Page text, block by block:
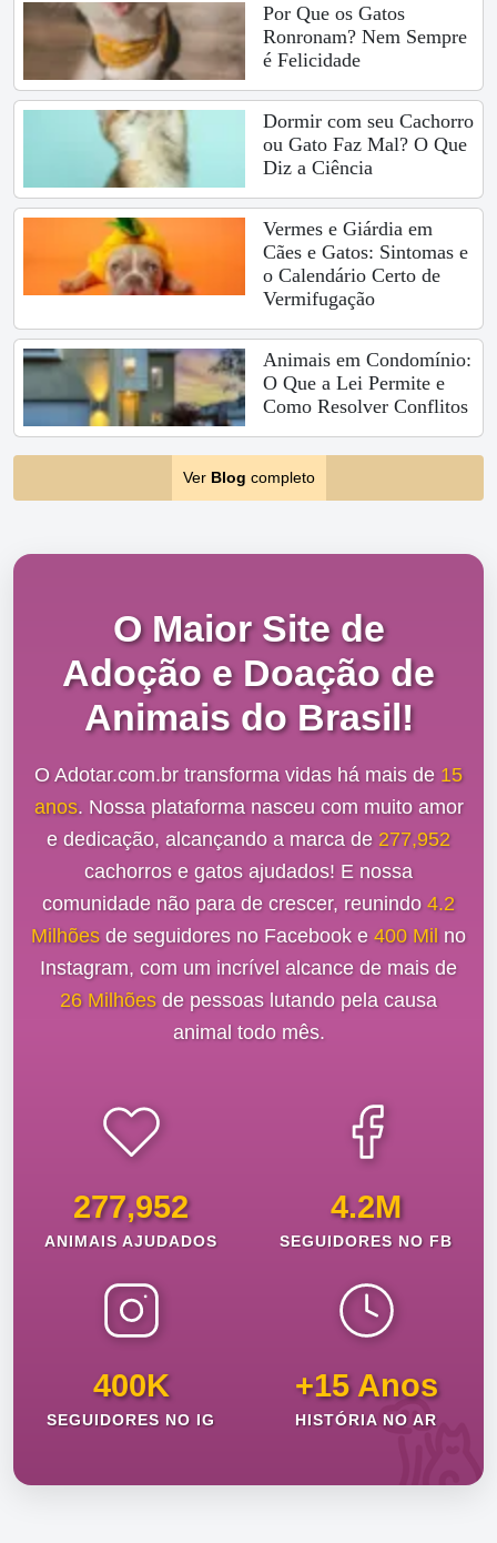
Por Que os Gatos
Ronronam? Nem Sempre
é Felicidade
Dormir com seu Cachorro
ou Gato Faz Mal? O Que
Diz a Ciência
Vermes e Giárdia em
Cães e Gatos: Sintomas e
o Calendário Certo de
Vermifugação
Animais em Condomínio:
O Que a Lei Permite e
Como Resolver Conflitos
Ver Blog completo
O Maior Site de
Adoção e Doação de
Animais do Brasil!
O Adotar.com.br transforma vidas há mais de 15
anos. Nossa plataforma nasceu com muito amor
e dedicação, alcançando a marca de 277,952
cachorros e gatos ajudados! E nossa
comunidade não para de crescer, reunindo 4.2
Milhõesde seguidores no Facebook e 400 Mil no
Instagram, com um incrível alcance de mais de
26 Milhõesde pessoas lutando pela causa
animal todo mês.
277,952
ANIMAIS AJUDADOS
4.2M
SEGUIDORES NO FB
400K
SEGUIDORES NO IG
+15 Anos
HISTÓRIA NO AR